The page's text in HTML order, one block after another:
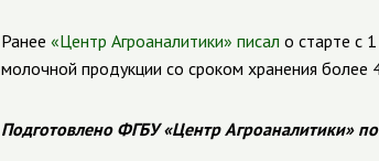
Ранее «Центр Агроаналитики» писал о старте с
молочной продукции со сроком хранения более
Подготовлено ФГБУ «Центр Агроаналитики»